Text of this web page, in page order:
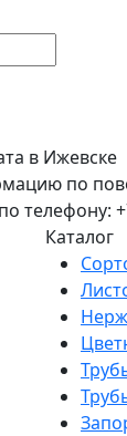
в Ижевске
по
телефону:
Каталог